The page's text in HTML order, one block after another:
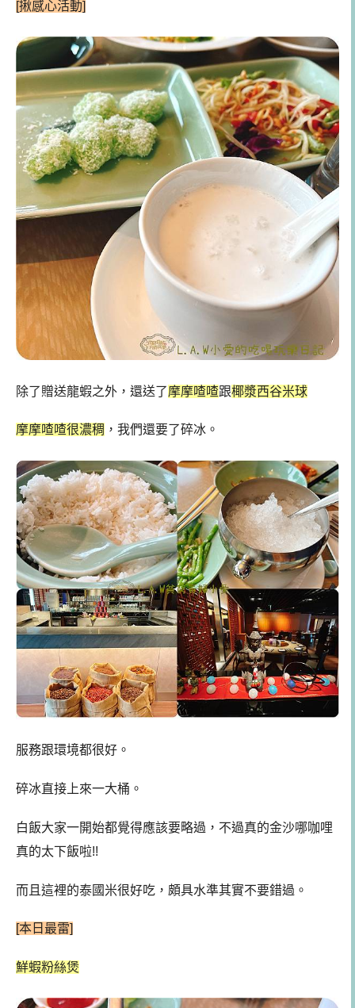
[揪感心活動]
除了贈送龍蝦之外，還送了摩摩喳喳跟椰漿西谷米球
摩摩喳喳很濃稠 ，我們還要了碎冰。
服務跟環境都很好。
碎冰直接上來一大桶。
白飯大家一開始都覺得應該要略過，不過真的金沙哪咖哩
真的太下飯啦!!
而且這裡的泰國米很好吃，頗具水準其實不要錯過。
[本日最雷]
鮮蝦粉絲煲